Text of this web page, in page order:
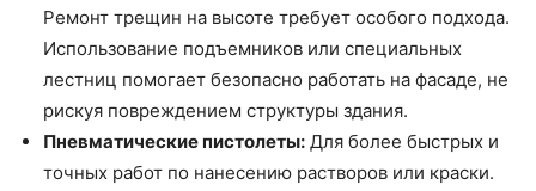
Ремонт трещин на высоте требует особого подхода.
Использование подъемников или специальных
лестниц помогает безопасно работать на фасаде, не
рискуя повреждением структуры здания.
Пневматические пистолеты: Для более быстрых и
точных работ по нанесению растворов или краски.